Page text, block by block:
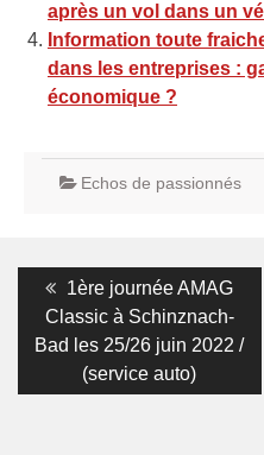
après un vol dans un
Information toute
dans les entreprises :
économique ?
Echos de passionnés
Navigation
de
l’article
Previous
post:
1ère journée AMAG
Classic à Schinznach-
Bad les 25/26 juin 2022 /
(service auto)